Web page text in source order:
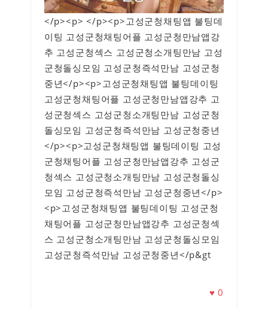
</p><p> </p><p>고성군청채팅앱 불팅데
이팅 고성군청채팅어플 고성군청만남앱강
추 고성군청섹스 고성군청소개팅만남 고성
군청돌싱모임 고성군청즉석만남 고성군청
중년</p><p>고성군청채팅앱 불팅데이팅
고성군청채팅어플 고성군청만남앱강추 고
성군청섹스 고성군청소개팅만남 고성군청
돌싱모임 고성군청즉석만남 고성군청중년
</p><p>고성군청채팅앱 불팅데이팅 고성
군청채팅어플 고성군청만남앱강추 고성군
청섹스 고성군청소개팅만남 고성군청돌싱
모임 고성군청즉석만남 고성군청중년</p>
<p>고성군청채팅앱 불팅데이팅 고성군청
채팅어플 고성군청만남앱강추 고성군청섹
스 고성군청소개팅만남 고성군청돌싱모임
고성군청즉석만남 고성군청중년</p&gt
♥0